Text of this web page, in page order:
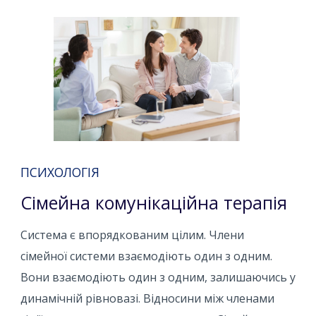
ПСИХОЛОГІЯ
Сімейна комунікаційна терапія
Система є впорядкованим цілим. Члени
сімейної системи взаємодіють один з одним.
Вони взаємодіють один з одним, залишаючись у
динамічній рівновазі. Відносини між членами